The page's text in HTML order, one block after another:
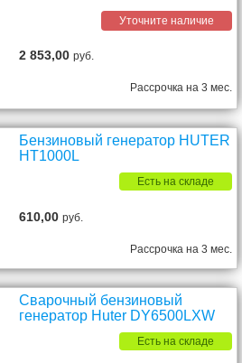
Уточните наличие
2 853,00руб.
Рассрочка на 3 мес.
Бензиновый генератор HUTER
HT1000L
Есть на складе
610,00руб.
Рассрочка на 3 мес.
Сварочный бензиновый
генератор Huter DY6500LXW
Есть на складе